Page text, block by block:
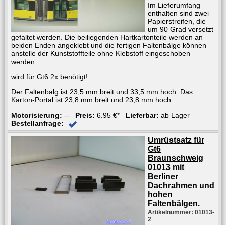
Im Lieferumfang
enthalten sind zwei
Papierstreifen, die
um 90 Grad versetzt
gefaltet werden. Die beiliegenden Hartkartonteile werden an
beiden Enden angeklebt und die fertigen Faltenbälge können
anstelle der Kunststoffteile ohne Klebstoff eingeschoben
werden.
wird für Gt6 2x benötigt!
Der Faltenbalg ist 23,5 mm breit und 33,5 mm hoch. Das
Karton-Portal ist 23,8 mm breit und 23,8 mm hoch.
Motorisierung: -- Preis: 6.95 €* Lieferbar: ab Lager
Bestellanfrage:
Umrüstsatz für
Gt6
Braunschweig
01013 mit
Berliner
Dachrahmen und
hohen
Faltenbälgen.
Artikelnummer: 01013-
2